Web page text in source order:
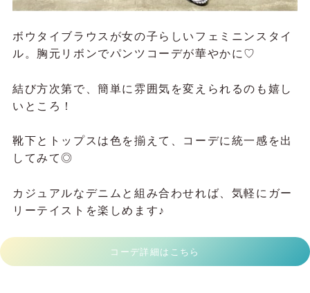
ボウタイブラウスが女の子らしいフェミニンスタイ
ル。胸元リボンでパンツコーデが華やかに♡
結び方次第で、簡単に雰囲気を変えられるのも嬉し
いところ！
靴下とトップスは色を揃えて、コーデに統一感を出
してみて◎
カジュアルなデニムと組み合わせれば、気軽にガー
リーテイストを楽しめます♪
コーデ詳細はこちら